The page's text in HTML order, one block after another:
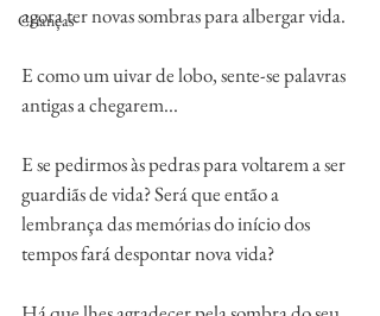
Crianças
agora ter novas sombras para albergar vida.
E como um uivar de lobo, sente-se palavras
antigas a chegarem...
E se pedirmos às pedras para voltarem a ser
guardiãs de vida? Será que então a
lembrança das memórias do início dos
tempos fará despontar nova vida?